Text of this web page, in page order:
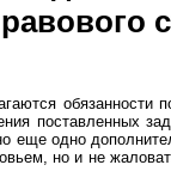
обязанности
поставленных
еще одно
но и не